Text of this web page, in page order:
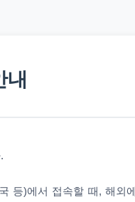
등)에서 접속할 때, 해외